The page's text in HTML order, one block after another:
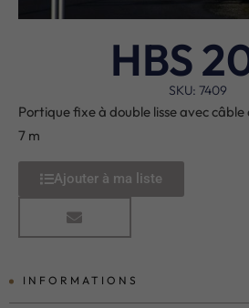
HBS
SKU: 7409
Portique fixe à double lisse avec
7 m
Ajouter à ma liste
INFORMATIONS